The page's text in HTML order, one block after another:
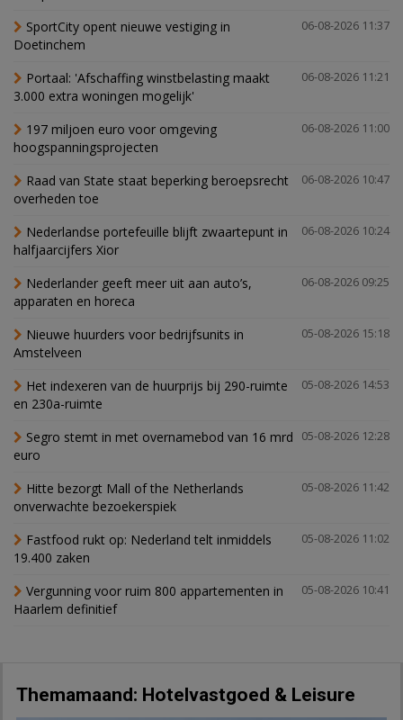
06-08-2026 11:37
SportCity opent nieuwe vestiging in
Doetinchem
06-08-2026 11:21
Portaal: 'Afschaffing winstbelasting maakt
3.000 extra woningen mogelijk'
06-08-2026 11:00
197 miljoen euro voor omgeving
hoogspanningsprojecten
06-08-2026 10:47
Raad van State staat beperking beroepsrecht
overheden toe
06-08-2026 10:24
Nederlandse portefeuille blijft zwaartepunt in
halfjaarcijfers Xior
06-08-2026 09:25
Nederlander geeft meer uit aan auto’s,
apparaten en horeca
05-08-2026 15:18
Nieuwe huurders voor bedrijfsunits in
Amstelveen
05-08-2026 14:53
Het indexeren van de huurprijs bij 290-ruimte
en 230a-ruimte
05-08-2026 12:28
Segro stemt in met overnamebod van 16 mrd
euro
05-08-2026 11:42
Hitte bezorgt Mall of the Netherlands
onverwachte bezoekerspiek
05-08-2026 11:02
Fastfood rukt op: Nederland telt inmiddels
19.400 zaken
05-08-2026 10:41
Vergunning voor ruim 800 appartementen in
Haarlem definitief
Themamaand: Hotelvastgoed & Leisure